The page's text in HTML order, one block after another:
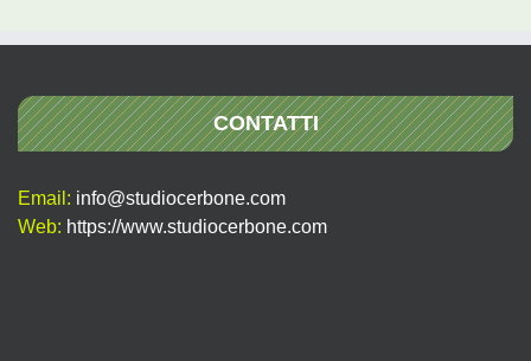
CONTATTI
Email: info@studiocerbone.com
Web: https://www.studiocerbone.com